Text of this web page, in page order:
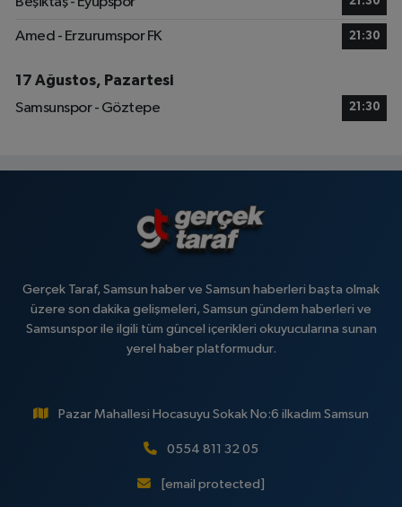
Amed - Erzurumspor FK 21:30
17 Ağustos, Pazartesi
Samsunspor - Göztepe
21:30
Gerçek Taraf, Samsun haber ve Samsun haberleri başta olmak
üzere son dakika gelişmeleri, Samsun gündem haberleri ve
Samsunspor ile ilgili tüm güncel içerikleri okuyucularına sunan
yerel haber platformudur.
Pazar Mahallesi Hocasuyu Sokak No:6 ilkadım Samsun
0554 811 32 05
[email protected]